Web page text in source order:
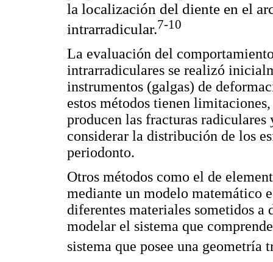
la localización del diente en el
intrarradicular.7-10
La evaluación del
intrarradiculares se realizó
instrumentos (galgas) de
estos métodos tienen
producen las fracturas
considerar la distribución de los
periodonto.
Otros métodos como el de
mediante un modelo matemático
diferentes materiales sometidos a
modelar el sistema que
sistema que posee una